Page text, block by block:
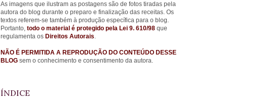
As imagens que ilustram as postagens são de fotos tiradas pela
autora do blog durante o preparo e finalização das receitas. Os
textos referem-se também à produção específica para o blog.
Portanto, todo o material é protegido pela Lei 9. 610/98 que
regulamenta os Direitos Autorais.
NÃO É PERMITIDA A REPRODUÇÃO DO CONTEÚDO DESSE
BLOG sem o conhecimento e consentimento da autora.
ÍNDICE